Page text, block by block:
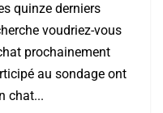
quinze derniers
voudriez-vous
prochainement
au sondage ont
chat...